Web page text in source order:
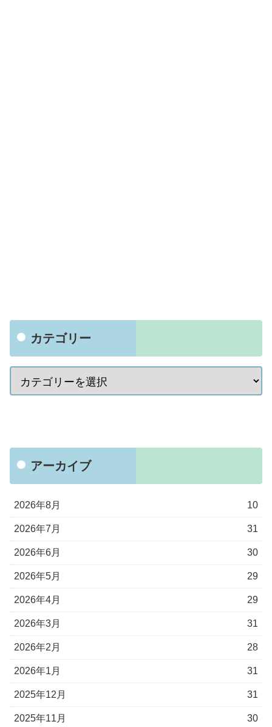
カテゴリー
アーカイブ
2026年8月 10
2026年7月 31
2026年6月 30
2026年5月 29
2026年4月 29
2026年3月 31
2026年2月 28
2026年1月 31
2025年12月 31
2025年11月 30